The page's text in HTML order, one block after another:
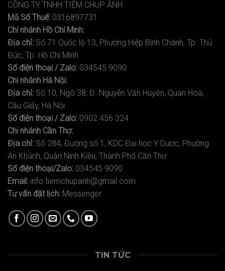
CÔNG TY TNHH TIỆM CHỤP ẢNH
Mã Số Thuế: 0316897731
Chi nhánh Hồ Chí Minh:
Địa chỉ: Số 71 Quốc lộ 13, Phường Hiệp Bình Chánh, Tp. Thủ
Đức, Tp. Hồ Chí Minh
Số điện thoại / Zalo: 034545 9090
Chi nhánh Hà Nội:
Địa chỉ: Số 10, Ngõ 38, Đ. Nguyễn Văn Huyên, Quan Hoa,
Cầu Giấy, Hà Nội
Số điện thoại / Zalo: 0902 456 324
Chi nhánh Cần Thơ:
Địa chỉ: Số 284, Đường số 1, KDC Đại học Y Dược, Phường
An Khánh, Quận Ninh Kiều, Thành Phố Cần Thơ
Số điện thoại/Zalo: 034545 9090
Email: info.tiemchupanh@gmail.com
Tư vấn đặt lịch: Messenger
TIN TỨC